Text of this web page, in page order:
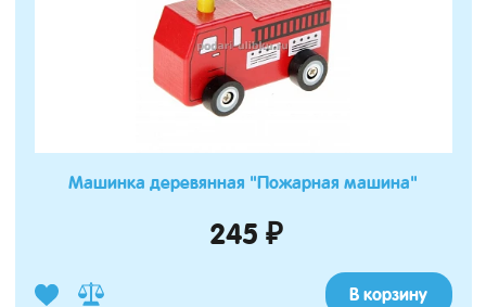
Машинка деревянная "Пожарная машина"
245 ₽
В корзину